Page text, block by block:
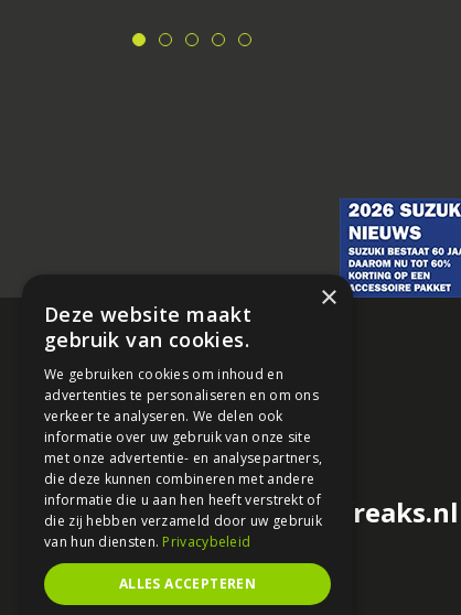
redactie@motorfreaks.nl
×
Deze website maakt
gebruik van cookies.
We gebruiken cookies om inhoud en
advertenties te personaliseren en om ons
verkeer te analyseren. We delen ook
informatie over uw gebruik van onze site
met onze advertentie- en analysepartners,
die deze kunnen combineren met andere
informatie die u aan hen heeft verstrekt of
die zij hebben verzameld door uw gebruik
van hun diensten. Privacybeleid
ALLES ACCEPTEREN